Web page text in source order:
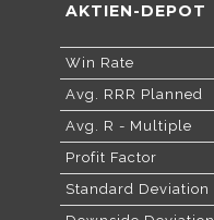
AKTIEN-DEPOT
Win Rate
Avg. RRR Planned
Avg. R - Multiple
Profit Factor
Standard Deviation